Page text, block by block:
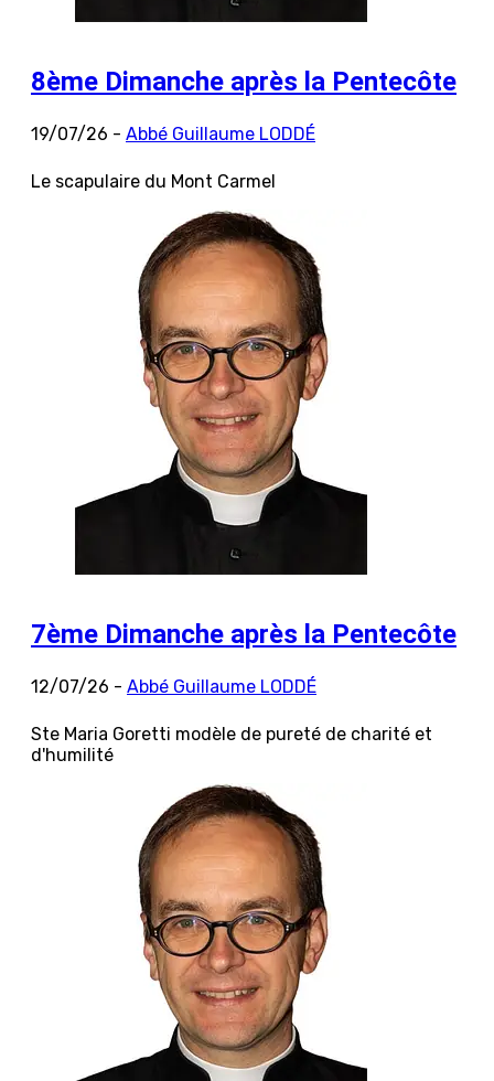
8ème Dimanche après la Pentecôte
19/07/26 - Abbé Guillaume LODDÉ
Le scapulaire du Mont Carmel
7ème Dimanche après la Pentecôte
12/07/26 - Abbé Guillaume LODDÉ
Ste Maria Goretti modèle de pureté de charité et
d'humilité